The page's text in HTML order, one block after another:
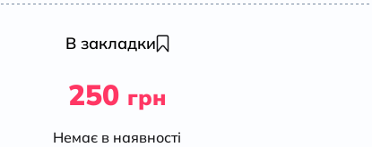
В закладки
250 грн
Немає в наявності